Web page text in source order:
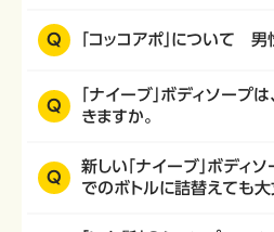
Q 「コッコアポ」について
Q
「ナイーブ」ボディソープ
きますか。
Q
新しい「ナイーブ」ボディ
でのボトルに詰替えても大